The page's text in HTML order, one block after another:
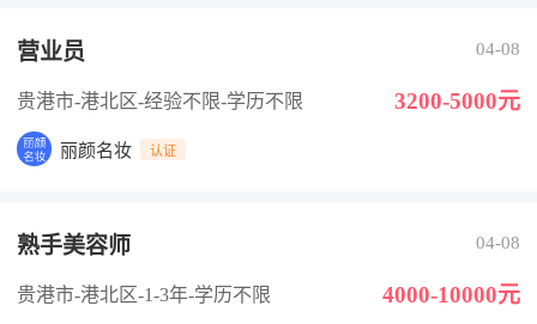
营业员 04-08
贵港市-港北区-经验不限-学历不限 3200-5000元
丽颜名妆 认证
熟手美容师 04-08
贵港市-港北区-1-3年-学历不限 4000-10000元